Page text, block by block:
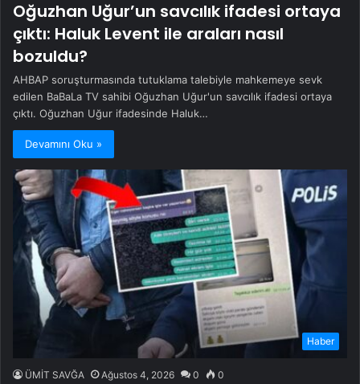
Oğuzhan Uğur’un savcılık ifadesi ortaya
çıktı: Haluk Levent ile araları nasıl
bozuldu?
AHBAP soruşturmasında tutuklama talebiyle mahkemeye sevk
edilen BaBaLa TV sahibi Oğuzhan Uğur'un savcılık ifadesi ortaya
çıktı. Oğuzhan Uğur ifadesinde Haluk…
Devamını Oku »
Haber
ÜMİT SAVĞA Ağustos 4, 2026 0 0